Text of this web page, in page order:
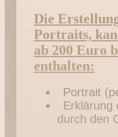
Die
Portraits,
ab 200 Euro
enthalten:
Portrait
Erklärung
durch den